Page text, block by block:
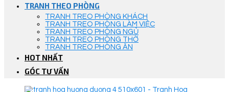
TRANH THEO PHÒNG
TRANH TREO PHÒNG KHÁCH
TRANH TREO PHÒNG LÀM VIỆC
TRANH TREO PHÒNG NGỦ
TRANH TREO PHÒNG THỜ
TRANH TREO PHÒNG ĂN
HOT NHẤT
GÓC TƯ VẤN